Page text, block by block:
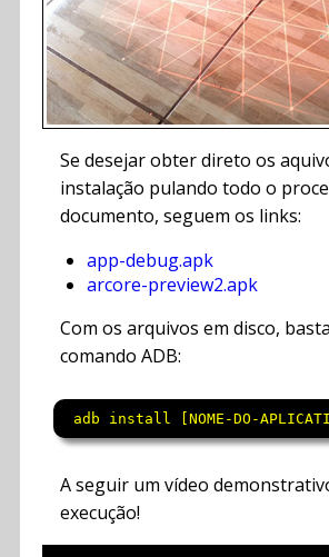
Se desejar obter direto os
instalação pulando todo o
documento, seguem os links:
app-debug.apk
arcore-preview2.apk
Com os arquivos em disco,
comando ADB:
adb install [NOME-DO-
A seguir um vídeo
execução!